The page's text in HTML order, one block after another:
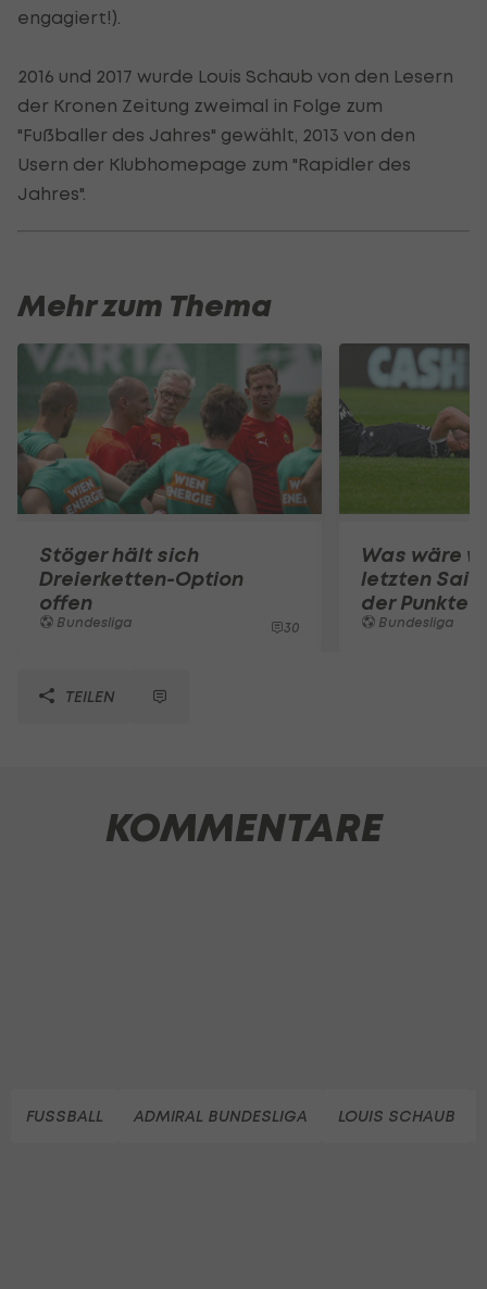
engagiert!).
2016 und 2017 wurde Louis Schaub von den Lesern
der Kronen Zeitung zweimal in Folge zum
"Fußballer des Jahres" gewählt, 2013 von den
Usern der Klubhomepage zum "Rapidler des
Jahres".
Mehr zum Thema
Stöger hält sich
Dreierketten-Option
offen
Bundesliga 30
Was wäre
letzten
der
Bundesliga
TEILEN
KOMMENTARE
FUSSBALL ADMIRAL BUNDESLIGA LOUIS SCHAUB